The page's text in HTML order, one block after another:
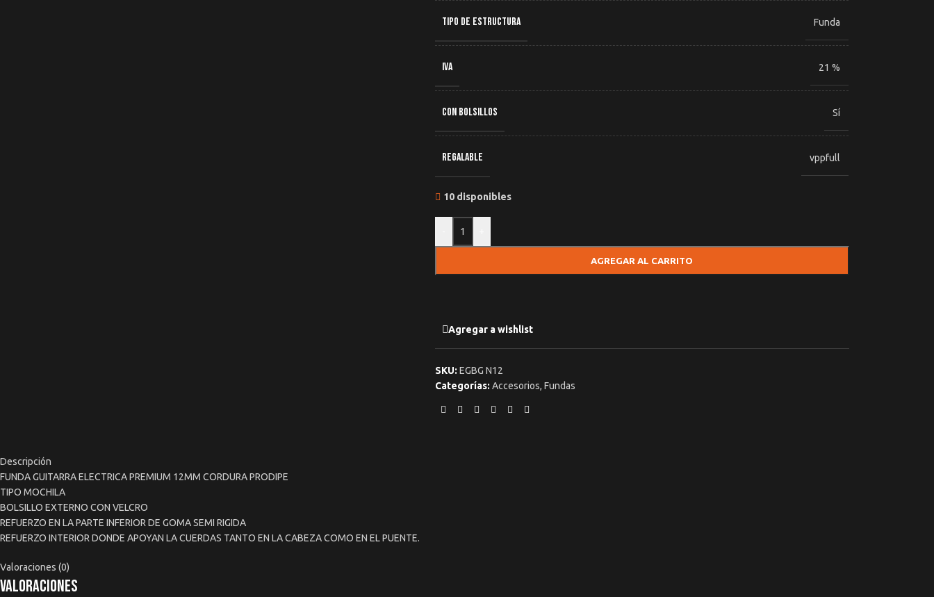
TIPO DE ESTRUCTURA Funda
IVA 21 %
CON BOLSILLOS Sí
REGALABLE vppfull
10 disponibles
AGREGAR AL CARRITO
Agregar a wishlist
SKU: EGBG N12
Categorías: Accesorios, Fundas
Descripción
FUNDA GUITARRA ELECTRICA PREMIUM 12MM CORDURA PRODIPE
TIPO MOCHILA
BOLSILLO EXTERNO CON VELCRO
REFUERZO EN LA PARTE INFERIOR DE GOMA SEMI RIGIDA
REFUERZO INTERIOR DONDE APOYAN LA CUERDAS TANTO EN LA CABEZA COMO EN EL PUENTE.
Valoraciones (0)
Valoraciones